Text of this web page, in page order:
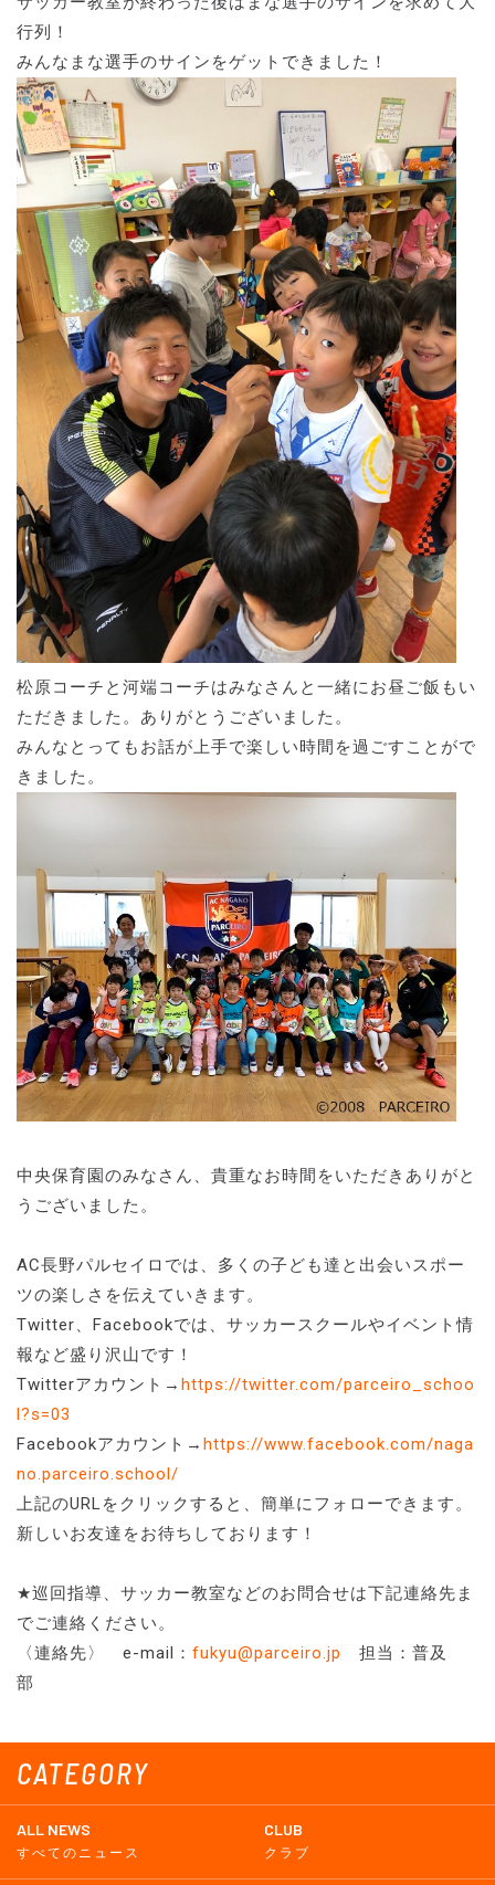
CATEGORY
ALL NEWS
すべてのニュース
CLUB
クラブ
行列！
みんなまな選手のサインをゲットできました！
松原コーチと河端コーチはみなさんと一緒にお昼ご飯もい
ただきました。ありがとうございました。
みんなとってもお話が上手で楽しい時間を過ごすことがで
きました。
中央保育園のみなさん、貴重なお時間をいただきありがと
うございました。
AC長野パルセイロでは、多くの子ども達と出会いスポー
ツの楽しさを伝えていきます。
Twitter、Facebookでは、サッカースクールやイベント情
報など盛り沢山です！
Twitterアカウント→ https://twitter.com/parceiro_schoo
l?s=03
Facebookアカウント→ https://www.facebook.com/naga
no.parceiro.school/
上記のURLをクリックすると、簡単にフォローできます。
新しいお友達をお待ちしております！
★巡回指導、サッカー教室などのお問合せは下記連絡先ま
でご連絡ください。
〈連絡先〉 e-mail： fukyu@parceiro.jp
担当：普及
部